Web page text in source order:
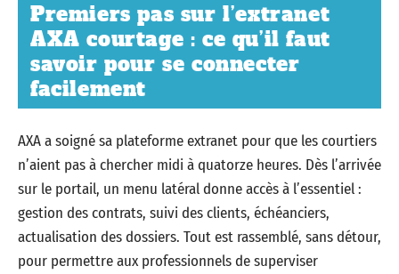
Premiers pas sur l’extranet
AXA courtage : ce qu’il faut
savoir pour se connecter
facilement
AXA a soigné sa plateforme extranet pour que les courtiers
n’aient pas à chercher midi à quatorze heures. Dès l’arrivée
sur le portail, un menu latéral donne accès à l’essentiel :
gestion des contrats, suivi des clients, échéanciers,
actualisation des dossiers. Tout est rassemblé, sans détour,
pour permettre aux professionnels de superviser